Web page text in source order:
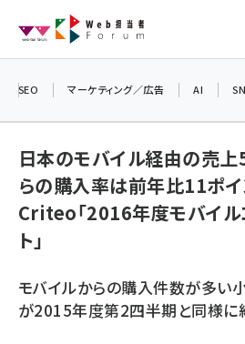
ン
seo (3526)
note (2312)
SEO マーケティング／広告 AI
日本のモバイル経由の売上
らの購入率は前年比11ポイ
Criteo「2016年度モバイル
ト」
モバイルからの購入件数が多い
が2015年度第2四半期と同様に